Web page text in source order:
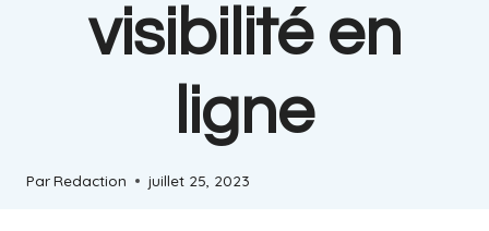
visibilité en
ligne
ParRedaction juillet 25, 2023